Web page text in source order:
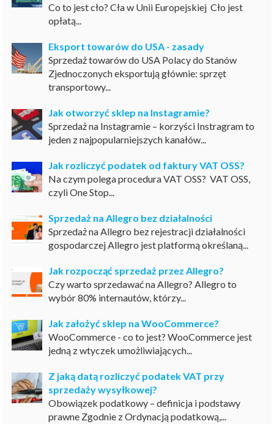
Co to jest cło? Cła w Unii Europejskiej Cło jest
opłatą...
Eksport towarów do USA - zasady
Sprzedaż towarów do USA Polacy do Stanów
Zjednoczonych eksportują głównie: sprzęt
transportowy...
Jak otworzyć sklep na Instagramie?
Sprzedaż na Instagramie – korzyści Instragram to
jeden z najpopularniejszych kanałów...
Jak rozliczyć podatek od faktury VAT OSS?
Na czym polega procedura VAT OSS? VAT OSS,
czyli One Stop...
Sprzedaż na Allegro bez działalności
Sprzedaż na Allegro bez rejestracji działalności
gospodarczej Allegro jest platformą określaną...
Jak rozpocząć sprzedaż przez Allegro?
Czy warto sprzedawać na Allegro? Allegro to
wybór 80% internautów, którzy...
Jak założyć sklep na WooCommerce?
WooCommerce - co to jest? WooCommerce jest
jedną z wtyczek umożliwiających...
Z jaką datą rozliczyć podatek VAT przy
sprzedaży wysyłkowej?
Obowiązek podatkowy – definicja i podstawy
prawne Zgodnie z Ordynacją podatkową,...